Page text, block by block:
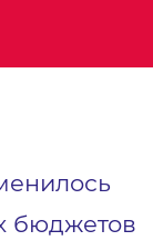
бюджетов